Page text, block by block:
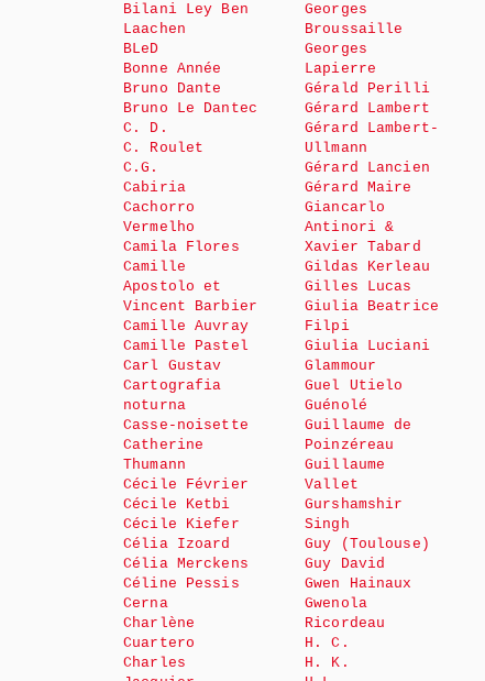
Bilani Ley Ben
Laachen
BLeD
Bonne Année
Bruno Dante
Bruno Le Dantec
C. D.
C. Roulet
C.G.
Cabiria
Cachorro
Vermelho
Camila Flores
Camille
Apostolo et
Vincent Barbier
Camille Auvray
Camille Pastel
Carl Gustav
Cartografia
noturna
Casse-noisette
Catherine
Thumann
Cécile Février
Cécile Ketbi
Cécile Kiefer
Célia Izoard
Célia Merckens
Céline Pessis
Cerna
Charlène
Cuartero
Charles
Georges
Broussaille
Georges
Lapierre
Gérald Perilli
Gérard Lambert
Gérard Lambert-
Ullmann
Gérard Lancien
Gérard Maire
Giancarlo
Antinori &
Xavier Tabard
Gildas Kerleau
Gilles Lucas
Giulia Beatrice
Filpi
Giulia Luciani
Glammour
Guel Utielo
Guénolé
Guillaume de
Poinzéreau
Guillaume
Vallet
Gurshamshir
Singh
Guy (Toulouse)
Guy David
Gwen Hainaux
Gwenola
Ricordeau
H. C.
H. K.